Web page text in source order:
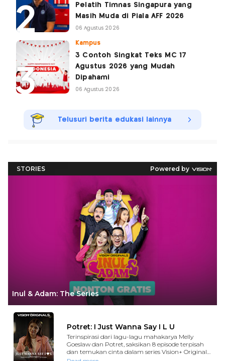
Pelatih Timnas Singapura yang
Masih Muda di Piala AFF 2026
06 Agustus 2026
Kampus
3 Contoh Singkat Teks MC 17
Agustus 2026 yang Mudah
Dipahami
06 Agustus 2026
Telusuri berita edukasi lainnya